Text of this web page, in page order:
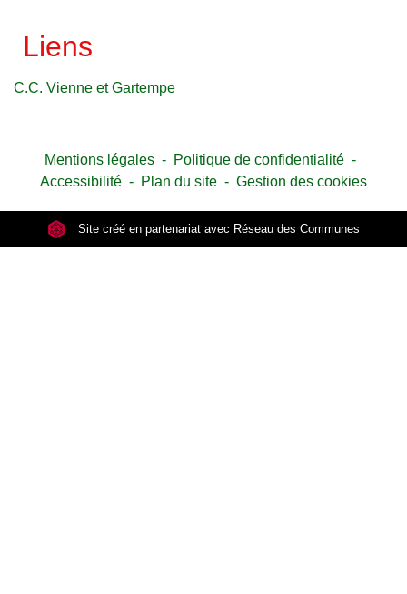
Liens
C.C. Vienne et Gartempe
Mentions légales - Politique de confidentialité -
Accessibilité - Plan du site - Gestion des cookies
Site créé en partenariat avec Réseau des Communes